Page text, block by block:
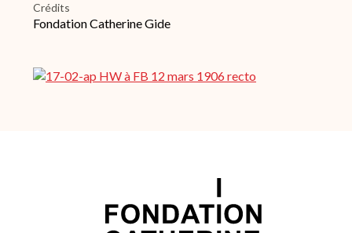
Crédits
Fondation Catherine Gide
Archive